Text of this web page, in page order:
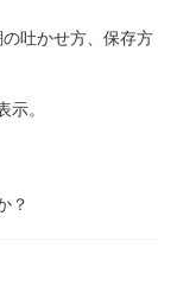
吐かせ方、保存方
。
？